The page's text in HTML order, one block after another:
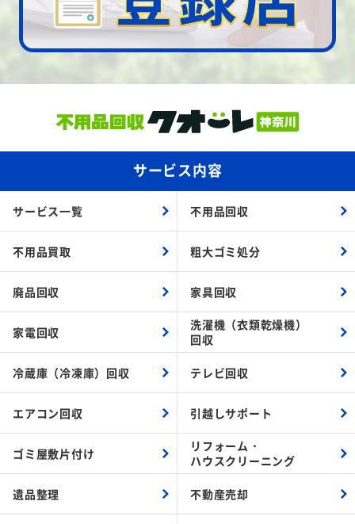
サービス内容
サービス一覧 不用品回収
不用品買取 粗大ゴミ処分
廃品回収 家具回収
家電回収
洗濯機（衣類乾燥機）
回収
冷蔵庫（冷凍庫）回収 テレビ回収
エアコン回収 引越しサポート
ゴミ屋敷片付け
リフォーム・
ハウスクリーニング
遺品整理 不動産売却